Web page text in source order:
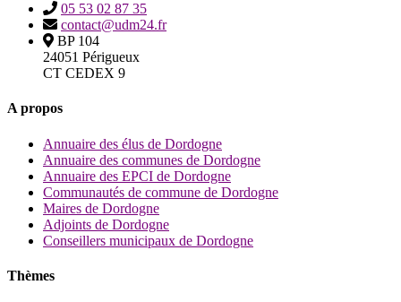
05 53 02 87 35
contact@udm24.fr
BP 104
24051 Périgueux
CT CEDEX 9
A propos
Annuaire des élus de Dordogne
Annuaire des communes de Dordogne
Annuaire des EPCI de Dordogne
Communautés de commune de Dordogne
Maires de Dordogne
Adjoints de Dordogne
Conseillers municipaux de Dordogne
Thèmes